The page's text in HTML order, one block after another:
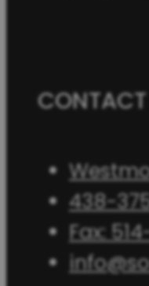
CONTACT
438-
Fax: